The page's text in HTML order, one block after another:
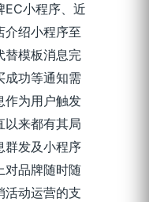
EC小程序、近
介绍小程序至
替模板消息完
成功等通知需
作为用户触发
以来都有其局
群发及小程序
对品牌随时随
活动运营的支